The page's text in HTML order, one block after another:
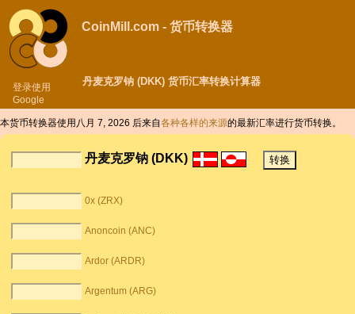
登录使用
Google
CoinMill.com - 货币转换器
丹麦克罗钠 (DKK) 货币汇率转换计算器
本货币转换器使用八月 7, 2026 后来自各种各样的来源的最新汇率进行货币转换。
丹麦克罗钠 (DKK)
0x (ZRX)
Anoncoin (ANC)
Ardor (ARDR)
Argentum (ARG)